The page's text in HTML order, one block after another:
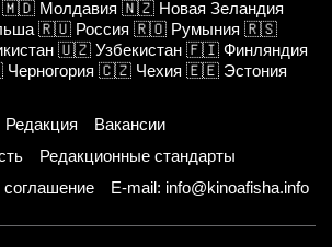
🇲🇩 Молдавия 🇳🇿 Новая Зеландия
🇷🇺 Россия 🇷🇴 Румыния 🇷🇸
🇺🇿 Узбекистан 🇫🇮 Финляндия
Черногория 🇨🇿 Чехия 🇪🇪 Эстония
Редакция
Вакансии
Редакционные стандарты
соглашение
E-mail: info@kinoafisha.info